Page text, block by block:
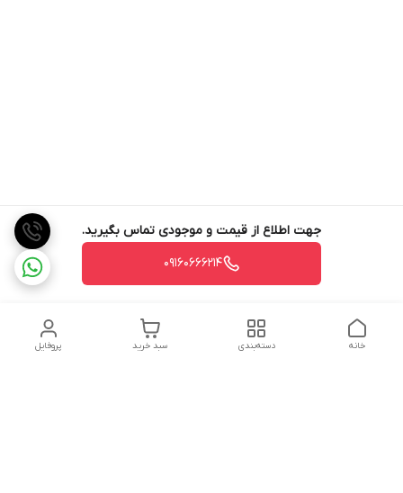
جهت اطلاع از قیمت و موجودی تماس بگیرید.
09160666214
پروفایل سبد خرید دسته‌بندی خانه